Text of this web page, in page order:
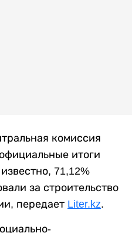
комиссия
итоги
71,12%
за строительство
передает Liter.kz.